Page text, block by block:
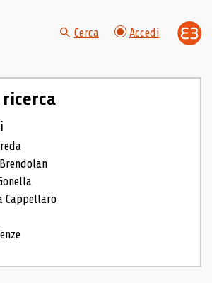
Cerca Accedi
Cappellaro